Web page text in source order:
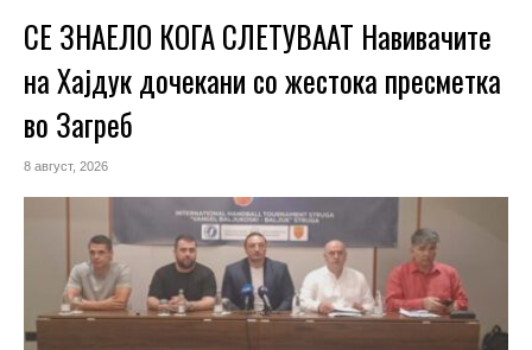
СЕ ЗНАЕЛО КОГА СЛЕТУВААТ Навивачите
на Хајдук дочекани со жестока пресметка
во Загреб
8 август, 2026